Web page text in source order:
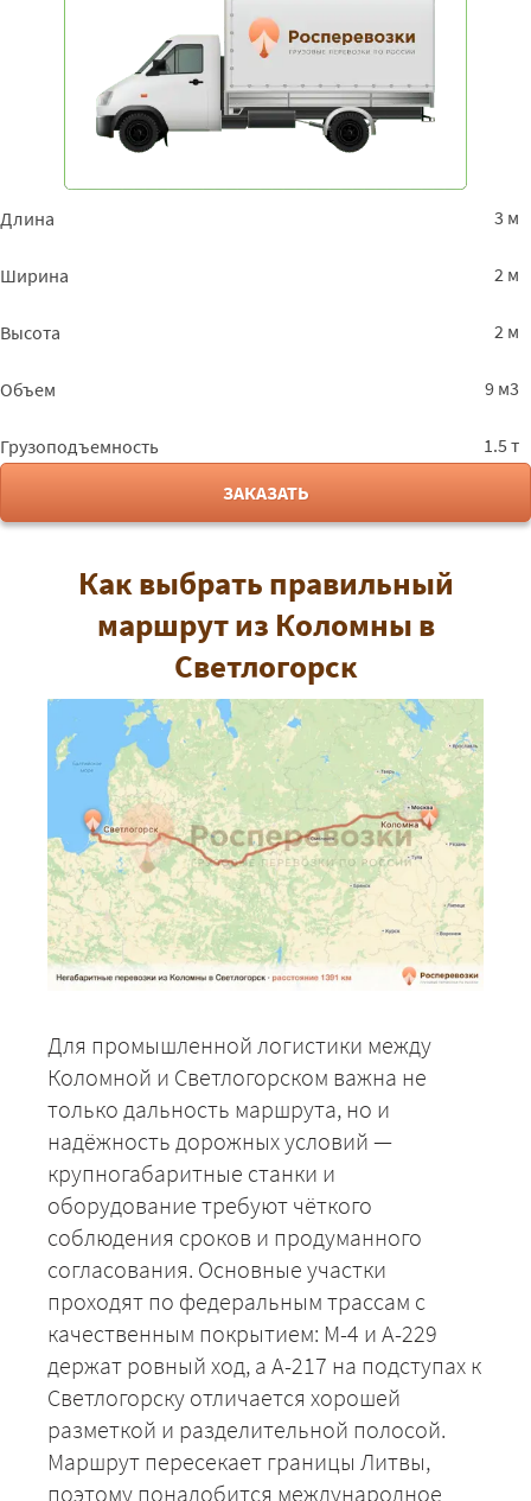
Длина 3 м
Ширина 2 м
Высота 2 м
Объем 9 м3
Грузоподъемность
1.5 т
ЗАКАЗАТЬ
Как выбрать правильный
маршрут из Коломны в
Светлогорск
Для промышленной логистики между
Коломной и Светлогорском важна не
только дальность маршрута, но и
надёжность дорожных условий —
крупногабаритные станки и
оборудование требуют чёткого
соблюдения сроков и продуманного
согласования. Основные участки
проходят по федеральным трассам с
качественным покрытием: М-4 и А-229
держат ровный ход, а А-217 на подступах к
Светлогорску отличается хорошей
разметкой и разделительной полосой.
Маршрут пересекает границы Литвы,
поэтому понадобится международное